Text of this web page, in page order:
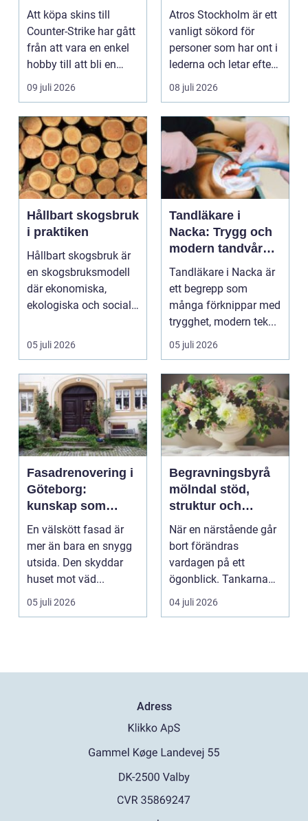
bättre affärer
Att köpa skins till
Counter-Strike har gått
från att vara en enkel
hobby till att bli en
egen liten ...
09 juli 2026
ledbesvär i
huvudstaden
Atros Stockholm är ett
vanligt sökord för
personer som har ont i
lederna och letar efter
hjälp i huv...
08 juli 2026
Hållbart skogsbruk
i praktiken
Hållbart skogsbruk är
en skogsbruksmodell
där ekonomiska,
ekologiska och sociala
...
05 juli 2026
Tandläkare i
Nacka: Trygg och
modern tandvård
nära dig
Tandläkare i Nacka är
ett begrepp som
många förknippar med
trygghet, modern tek...
05 juli 2026
Fasadrenovering i
Göteborg:
kunskap som
lönar sig på lång
En välskött fasad är
mer än bara en snygg
utsida. Den skyddar
huset mot väd...
05 juli 2026
Begravningsbyrå
mölndal stöd,
struktur och
omsorg när livet
förändras
När en närstående går
bort förändras
vardagen på ett
ögonblick. Tankarna
snurrar, känslorna
04 juli 2026
Adress